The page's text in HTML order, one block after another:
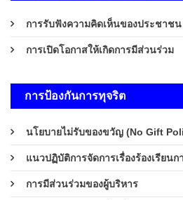
การรับฟังความคิดเห็นของประชาชน
การเปิดโอกาสให้เกิดการมีส่วนร่วม
การป้องกันการทุจริต
นโยบายไม่รับของขวัญ (No Gift
แนวปฏิบัติการจัดการเรื่องร้องเรียนก
การมีส่วนร่วมของผู้บริหาร